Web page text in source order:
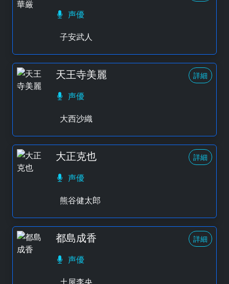
声優
子安武人
天王寺美麗 詳細
声優
大西沙織
大正克也 詳細
声優
熊谷健太郎
都島成香 詳細
声優